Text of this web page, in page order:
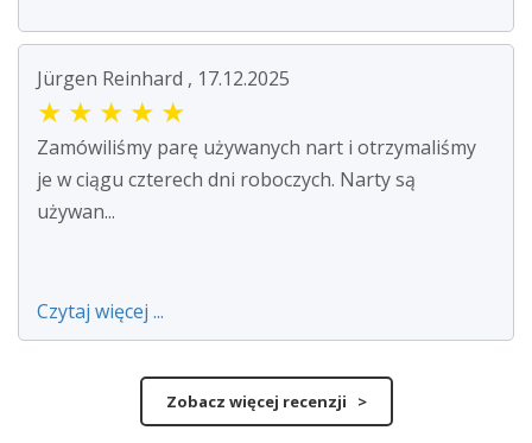
Jürgen Reinhard , 17.12.2025
★ ★ ★ ★ ★
Zamówiliśmy parę używanych nart i otrzymaliśmy
je w ciągu czterech dni roboczych. Narty są
używan...
Czytaj więcej ...
Zobacz więcej recenzji >